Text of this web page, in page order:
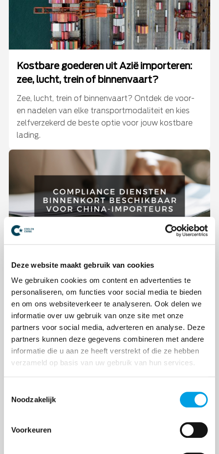
Deze website maakt gebruik van cookies
We gebruiken cookies om content en advertenties te
personaliseren, om functies voor social media te bieden
en om ons websiteverkeer te analyseren. Ook delen we
informatie over uw gebruik van onze site met onze
partners voor social media, adverteren en analyse. Deze
partners kunnen deze gegevens combineren met andere
informatie die u aan ze heeft verstrekt of die ze hebben
verzameld op basis van uw gebruik van hun services.
Noodzakelijk
Voorkeuren
Kostbare goederen uit Azië importeren:
zee, lucht, trein of binnenvaart?
Zee, lucht, trein of binnenvaart? Ontdek de voor-
en nadelen van elke transportmodaliteit en kies
zelfverzekerd de beste optie voor jouw kostbare
lading.
Compliance diensten binnenkort
beschikbaar voor China-importeurs
De Europese richtlijnen rondom de veiligheid van
producten worden steeds strenger. Hiermee groeit
de verantwoordelijkheid voor Westerse bedrijven
die producten uit landen zoals China naar Europa
i...